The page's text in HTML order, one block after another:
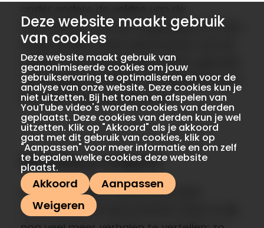
Deze website maakt gebruik
van cookies
Deze website maakt gebruik van
geanonimiseerde cookies om jouw
gebruikservaring te optimaliseren en voor de
analyse van onze website. Deze cookies kun je
niet uitzetten. Bij het tonen en afspelen van
YouTube video's worden cookies van derden
geplaatst. Deze cookies van derden kun je wel
uitzetten. Klik op "Akkoord" als je akkoord
gaat met dit gebruik van cookies, klik op
"Aanpassen" voor meer informatie en om zelf
te bepalen welke cookies deze website
plaatst.
Akkoord
Aanpassen
Weigeren
Noordwijkse Golfclub afgeplagd en in Den
Haag werden naast plantsoenen ook de
velden in de omringende polders gebruikt
om plaggen te winnen. Het Westland was
hier uitermate geschikt voor.
Kwetsbaar erfgoed
Dit verhaal geeft slechts een paar
voorbeelden uit de provincie, maar er zijn